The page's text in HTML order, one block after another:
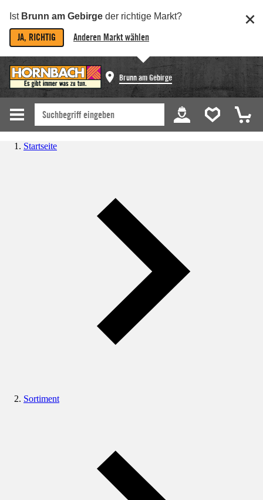
Ist Brunn am Gebirge der richtige Markt?
JA, RICHTIG Anderen Markt wählen
Brunn am Gebirge
Startseite
Sortiment